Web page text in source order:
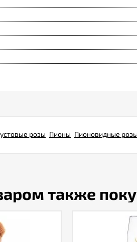
розы Пионы Пионовидные розы
также